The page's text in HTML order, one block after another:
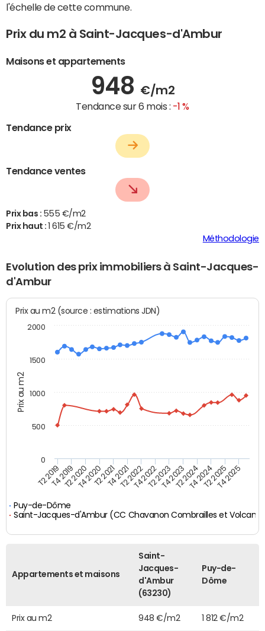
l'échelle de cette commune.
Prix du m2 à Saint-Jacques-d'Ambur
Maisons et appartements
948 €/m2
Tendance sur 6 mois : -1 %
Tendance prix
Tendance ventes
Prix bas : 555 €/m2
Prix haut :
1 615 €/m2
Méthodologie
Evolution des prix immobiliers à Saint-Jacques-
d'Ambur
Prix au m2
Prix au m2 (source : estimations JDN)
Puy-de-Dôme
Saint-Jacques-d'Ambur (CC Chavanon Combrailles et Volcans)
T2 2019T4 2019T2 2020T4 2020T2 2021T4 2021T2 2022T4 2022T2 2023T4 2023T2 2024T4 2024T2 2025T4 2025
0
500
1000
1500
2000
Appartements et maisons
Saint-
Jacques-
d'Ambur
(63230)
Puy-de-
Dôme
Prix au m2 948 €/m2 1 812 €/m2